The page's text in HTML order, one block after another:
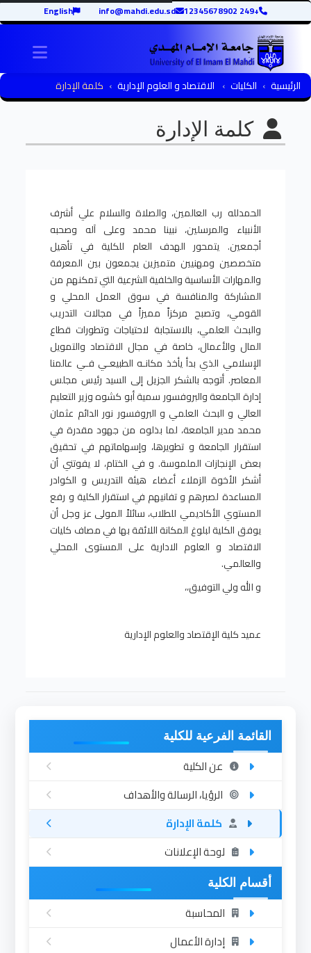
+249 12345678902
info@mahdi.edu.sd
English
الرئيسية الكليات الاقتصاد و العلوم الإدارية كلمة الإدارة
كلمة الإدارة
الحمدلله رب العالمين، والصلاة والسلام علي أشرف
الأنبياء والمرسلين، نبينا محمد وعلى آله وصحبه
أجمعين. يتمحور الهدف العام للكلية في تأهيل
متخصصين ومهنيين متميزين يجمعون بين المعرفة
والمهارات الأساسية والخلفية الشرعية التي تمكنهم من
المشاركة والمنافسة في سوق العمل المحلي و
القومي، وتصبح مركزاً مميزاً في مجالات التدريب
والبحث العلمي، بالاستجابة لاحتياجات وتطورات قطاع
المال والأعمال، خاصة في مجال الاقتصاد والتمويل
الإسلامي الذي بدأ يأخذ مكانـه الطبيعـي فـي عالمنا
المعاصر. أتوجه بالشكر الجزيل إلى السيد رئيس مجلس
إدارة الجامعة والبروفسور سمية أبو كشوه وزير التعليم
العالي و البحث العلمي و البروفسور نور الدائم عثمان
محمد مدير الجامعة، لما بذلوه من جهود مقدرة في
استقرار الجامعة و تطويرها، وإسهاماتهم في تحقيق
بعض الإنجازات الملموسة. و في الختام، لا يفوتني أن
أشكر الأخوة الزملاء أعضاء هيئة التدريس و الكوادر
المساعدة لصبرهم و تفانيهم في استقرار الكلية و رفع
المستوي الأكاديمي للطلاب، سائلاً المولى عز وجل أن
يوفق الكلية لبلوغ المكانة اللائقة بها في مصاف كليات
الاقتصاد و العلوم الادارية على المستوى المحلي
والعالمي.
و الله ولي التوفيق،،
عميد كلية الإقتصاد والعلوم الإدارية
القائمة الفرعية للكلية
عن الكلية
الرؤيا، الرسالة والأهداف
كلمة الإدارة
لوحة الإعلانات
أقسام الكلية
المحاسبة
إدارة الأعمال